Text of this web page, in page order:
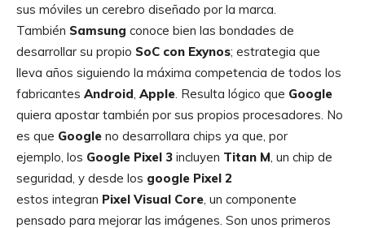
sus móviles un cerebro diseñado por la marca.
También Samsung conoce bien las bondades de
desarrollar su propio SoC con Exynos; estrategia que
lleva años siguiendo la máxima competencia de todos los
fabricantes Android Apple . Resulta lógico que Google
quiera apostar también por sus propios procesadores. No
es que Google no desarrollara chips ya que, por
ejemplo, los Google Pixel 3 incluyen Titan M , un chip de
seguridad, y desde los google Pixel 2
estos integran Pixel Visual Core , un componente
pensado para mejorar las imágenes. Son unos primeros